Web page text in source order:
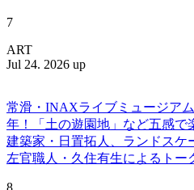
7
ART
Jul 24. 2026 up
常滑・INAXライブミュージア
年！「土の遊園地」など五感で
建築家・日置拓人、ランドスケ
左官職人・久住有生によるトー